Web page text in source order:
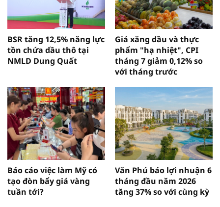
BSR tăng 12,5% năng lực
tồn chứa dầu thô tại
NMLD Dung Quất
Giá xăng dầu và thực
phẩm "hạ nhiệt", CPI
tháng 7 giảm 0,12% so
với tháng trước
Báo cáo việc làm Mỹ có
tạo đòn bẩy giá vàng
tuần tới?
Văn Phú báo lợi nhuận 6
tháng đầu năm 2026
tăng 37% so với cùng kỳ